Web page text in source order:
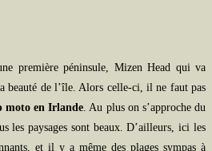
première péninsule, Mizen Head qui va
beauté de l’île. Alors celle-ci, il ne faut pas
moto en Irlande. Au plus on s’approche du
les paysages sont beaux. D’ailleurs, ici les
et il y a même des plages sympas à